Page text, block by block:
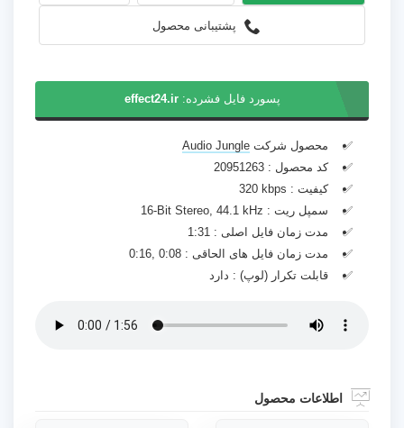
پشتیبانی محصول
پسورد فایل فشرده:effect24.ir
محصول شرکت Audio Jungle
کد محصول : 20951263
کیفیت : 320 kbps
سمپل ریت : 16-Bit Stereo, 44.1 kHz
مدت زمان فایل اصلی : 1:31
مدت زمان فایل های الحاقی : 0:16, 0:08
قابلت تکرار (لوپ) : دارد
اطلاعات محصول